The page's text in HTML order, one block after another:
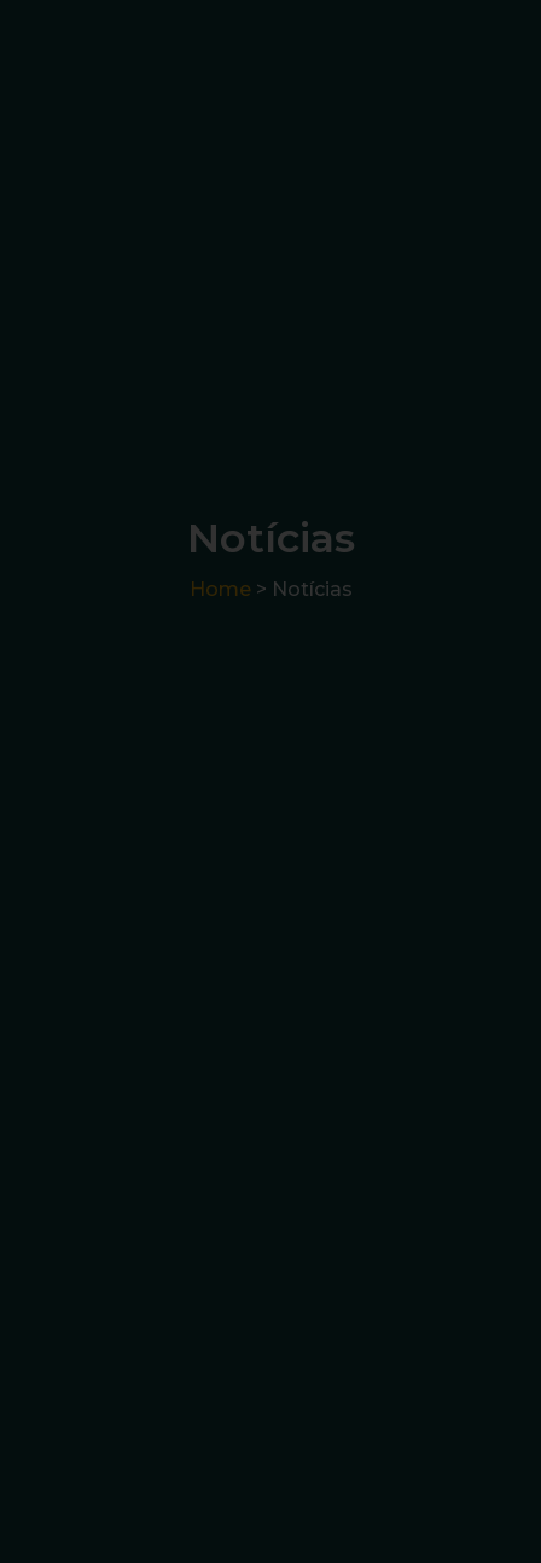
Notícias
Home > Notícias